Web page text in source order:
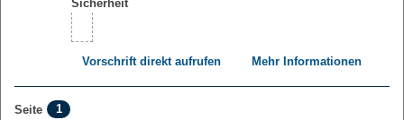
Vorschrift direkt aufrufen Mehr Informationen
Seite
1